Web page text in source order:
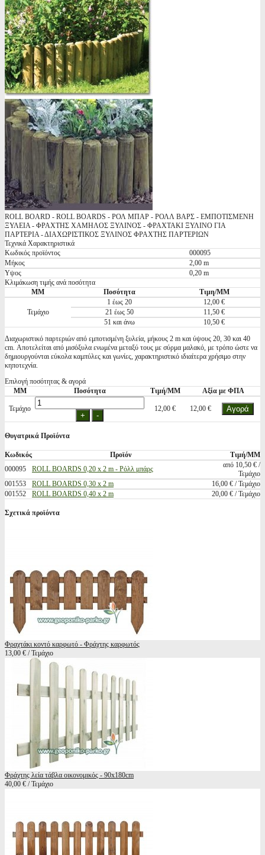
ROLL BOARD - ROLL BOARDS - ΡΟΛ ΜΠΑΡ - ΡΟΛΛ ΒΑΡΣ - ΕΜΠΟΤΙΣΜΕΝΗ
ΞΥΛΕΙΑ - ΦΡΑΧΤΗΣ ΧΑΜΗΛΟΣ ΞΥΛΙΝΟΣ - ΦΡΑΧΤΑΚΙ ΞΥΛΙΝΟ ΓΙΑ
ΠΑΡΤΕΡΙΑ - ΔΙΑΧΩΡΙΣΤΙΚΟΣ ΞΥΛΙΝΟΣ ΦΡΑΧΤΗΣ ΠΑΡΤΕΡΙΩΝ
Τεχνικά Χαρακτηριστικά
Κωδικός προϊόντος
000095
Μήκος
2,00 m
Υψος
0,20 m
Κλιμάκωση τιμής ανά ποσότητα
ΜΜ
Ποσότητα Τιμη/ΜΜ
Τεμάχιο
1 έως 20
12,00 €
21 έως 50
11,50 €
51 και άνω
10,50 €
Διαχωριστικό παρτεριών από εμποτισμένη ξυλεία, μήκους 2 m και ύψους 20, 30 και 40
cm. Αποτελείται από μισόξυλα ενωμένα μεταξύ τους με σύρμα μαλακό, με τρόπο ώστε να
δημιουργούνται εύκολα καμπύλες και γωνίες, χαρακτηριστικό ιδιαίτερα χρήσιμο στην
κηποτεχνία.
Επιλογή ποσότητας & αγορά
ΜΜ
Ποσότητα Τιμή/ΜΜ Αξία με ΦΠΑ
Τεμάχιο 12,00 € 12,00 €
Θυγατρικά Προϊόντα
Κωδικός Προϊόν
Τιμή/ΜΜ
000095
ROLL BOARDS 0,20 x 2 m - Ρόλλ μπάρς
από 10,50 € /
Τεμάχιο
001553
ROLL BOARDS 0,30 x 2 m
16,00 € / Τεμάχιο
001552
ROLL BOARDS 0,40 x 2 m 20,00 € / Τεμάχιο
Σχετικά προϊόντα
Φραχτάκι κοντό καρφωτό - Φράχτης καρφωτός
13,00 € / Τεμάχιο
Φράχτης λεία τάβλα οικονομικός - 90x180cm
40,00 € / Τεμάχιο